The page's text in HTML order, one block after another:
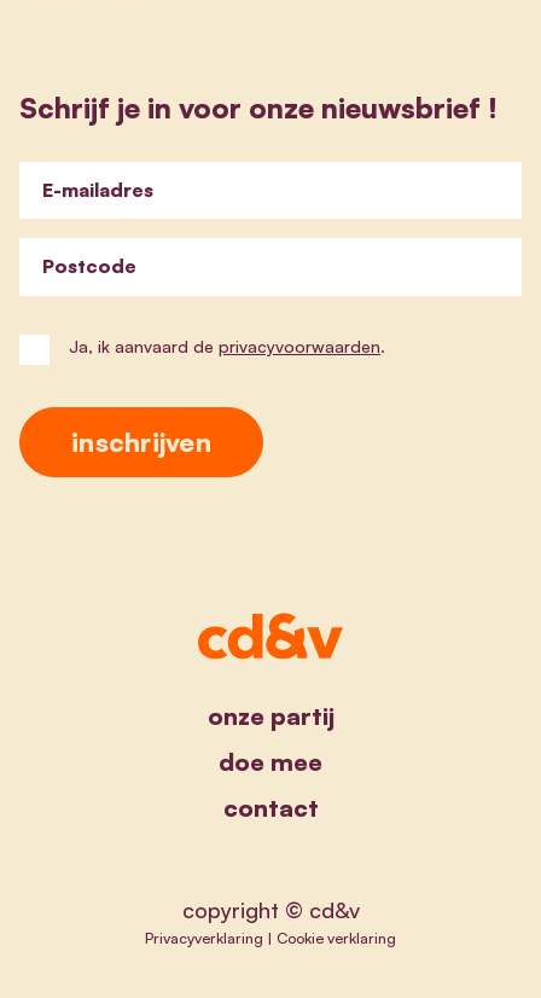
Schrijf je in voor onze nieuwsbrief !
E-mailadres
Postcode
Ja, ik aanvaard de privacyvoorwaarden.
onze partij
doe mee
contact
copyright © cd&v
Privacyverklaring | Cookie verklaring